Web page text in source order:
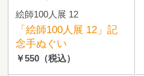
絵師100人展 12
「絵師100人展 12」記
念手ぬぐい
￥550 （税込）